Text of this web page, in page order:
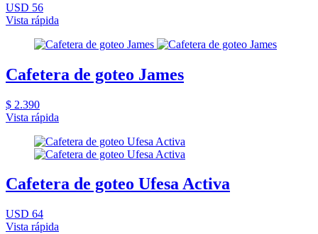
USD 56
Vista rápida
Cafetera de goteo James
$ 2.390
Vista rápida
Cafetera de goteo Ufesa Activa
USD 64
Vista rápida